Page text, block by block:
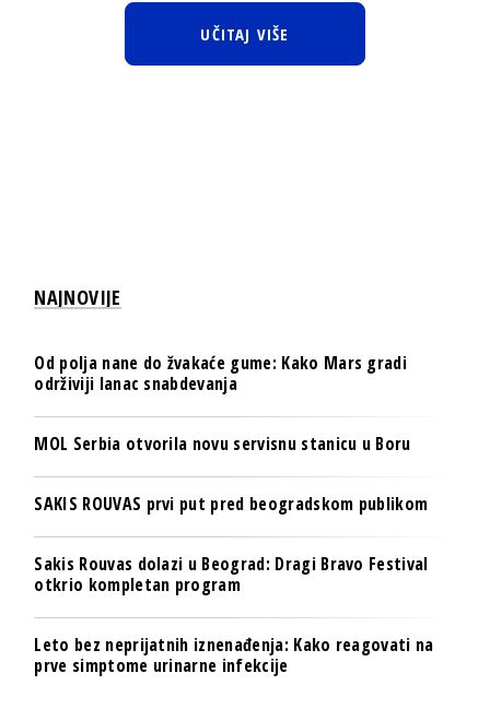
UČITAJ VIŠE
NAJNOVIJE
Od polja nane do žvakaće gume: Kako Mars gradi
održiviji lanac snabdevanja
MOL Serbia otvorila novu servisnu stanicu u Boru
SAKIS ROUVAS prvi put pred beogradskom publikom
Sakis Rouvas dolazi u Beograd: Dragi Bravo Festival
otkrio kompletan program
Leto bez neprijatnih iznenađenja: Kako reagovati na
prve simptome urinarne infekcije